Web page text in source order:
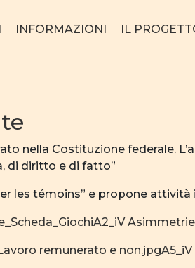
INFORMAZIONI IL
nella Costituzione federale.
di diritto e di fatto”
les témoins” e propone
A2_iV
remunerato e non.jpg